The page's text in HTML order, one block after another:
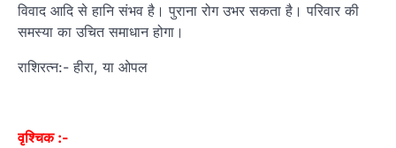
विवाद आदि से हानि संभव है। पुराना रोग उभर सकता है। परिवार की
समस्या का उचित समाधान होगा।
राशिरत्न:- हीरा, या ओपल
वृश्चिक :-